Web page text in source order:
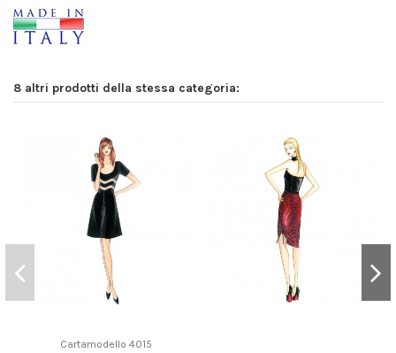
8 altri prodotti della stessa categoria:
Cartamodello 4015